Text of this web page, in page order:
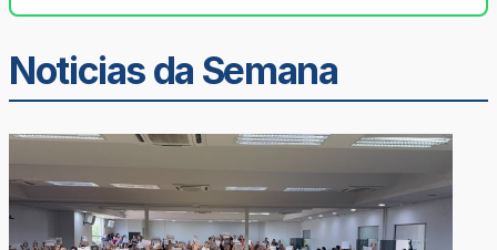
Noticias da Semana